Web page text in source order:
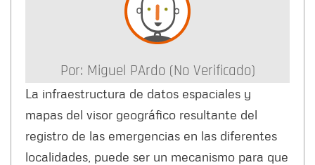
Por: Miguel PArdo (no Verificado)
La infraestructura de datos espaciales y
mapas del visor geográfico resultante del
registro de las emergencias en las diferentes
localidades, puede ser un mecanismo para que